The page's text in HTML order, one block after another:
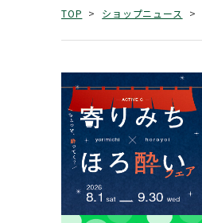
TOP ショップニュース